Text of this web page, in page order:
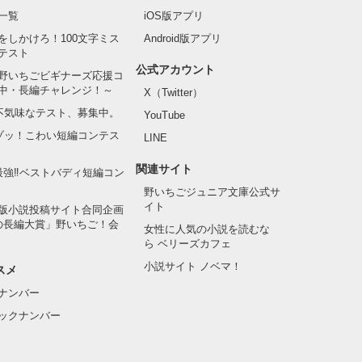
覧
しかけろ！100文字ミス
スト
いちごビギナーズ応援コ
・長編チャレンジ！～
味なテスト、募集中。
ッ！こわい短編コンテス
強‼ベストバディ短編コン
小説投稿サイト合同企画
長編大賞」野いちご！会
メ
ンバー
クナンバー
iOS版アプリ
Android版アプリ
公式アカウント
X（Twitter）
YouTube
LINE
関連サイト
野いちごジュニア文庫公式サ
イト
女性に人気の小説を読むな
ら ベリーズカフェ
小説サイト ノベマ！